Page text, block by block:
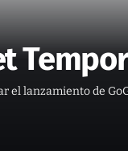
el lanzamiento de